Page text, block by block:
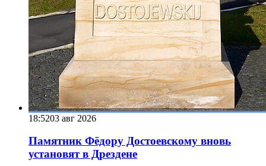
18:5203 авг 2026
Памятник Фёдору Достоевскому вновь
установят в Дрездене